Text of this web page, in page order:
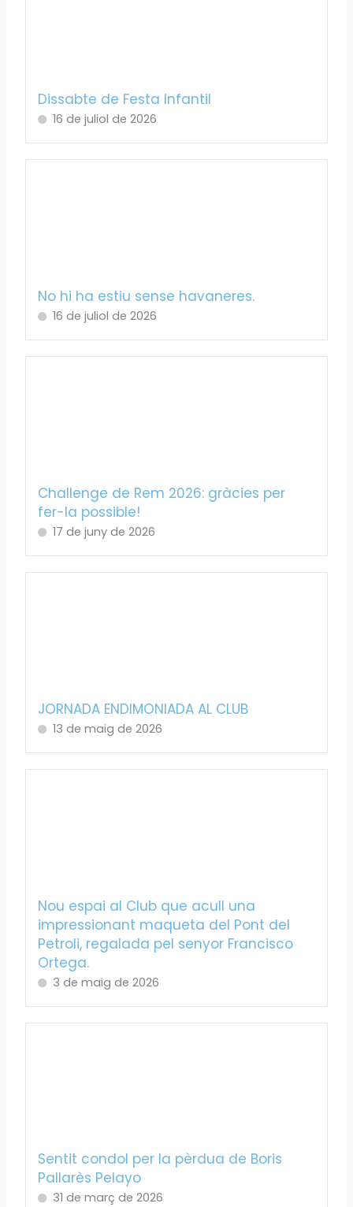
Dissabte de Festa Infantil
16 de juliol de 2026
No hi ha estiu sense havaneres.
16 de juliol de 2026
Challenge de Rem 2026: gràcies per
fer-la possible!
17 de juny de 2026
JORNADA ENDIMONIADA AL CLUB
13 de maig de 2026
Nou espai al Club que acull una
impressionant maqueta del Pont del
Petroli, regalada pel senyor Francisco
Ortega.
3 de maig de 2026
Sentit condol per la pèrdua de Boris
Pallarès Pelayo
31 de març de 2026